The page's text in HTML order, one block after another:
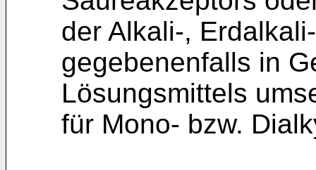
der Alkali-,
gegebenenfalls in
Lösungsmittels
für Mono- bzw.